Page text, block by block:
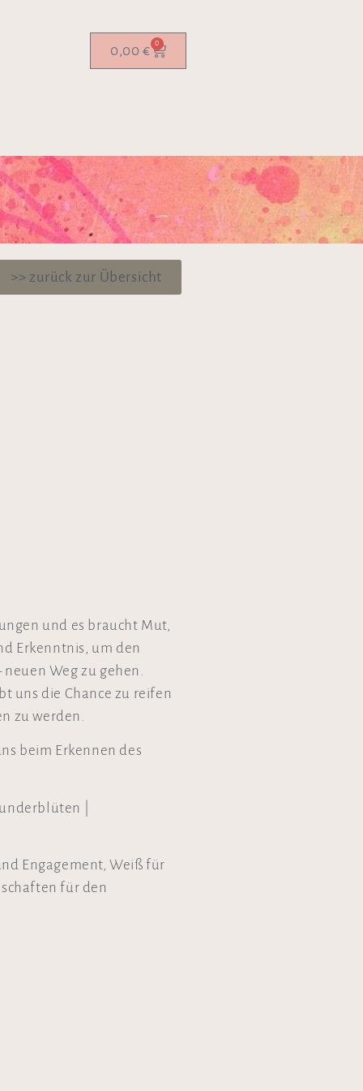
0,00 € 0
>> zurück zur Übersicht
und es braucht Mut,
Erkenntnis, um den
Weg zu gehen.
uns die Chance zu reifen
zu werden.
beim Erkennen des
|
Engagement, Weiß für
für den